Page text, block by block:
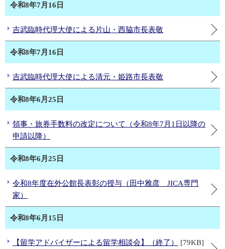
令和8年7月16日
吉武臨時代理大使による片山・西脇市長表敬
令和8年7月16日
吉武臨時代理大使による清元・姫路市長表敬
令和8年6月25日
領事・旅券手数料の改定について（令和8年7月1日以降の
申請以降）
令和8年6月25日
令和8年度在外公館長表彰の授与（田中雅彦 JICA専門
家）
令和8年6月15日
【留学アドバイザーによる留学相談会】（終了） [79KB]